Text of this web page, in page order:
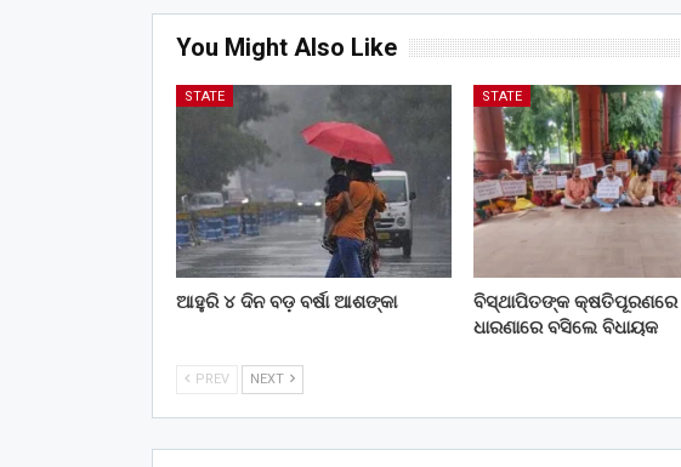
You Might Also Like
STATE
ଆହୁରି ୪ ଦିନ ବଡ଼ ବର୍ଷା ଆଶଙ୍କା
STATE
ବିସ୍ଥାପିତଙ୍କ କ୍ଷତିପୂରଣରେ
ଧାରଣାରେ ବସିଲେ ବିଧାୟକ
PREV NEXT